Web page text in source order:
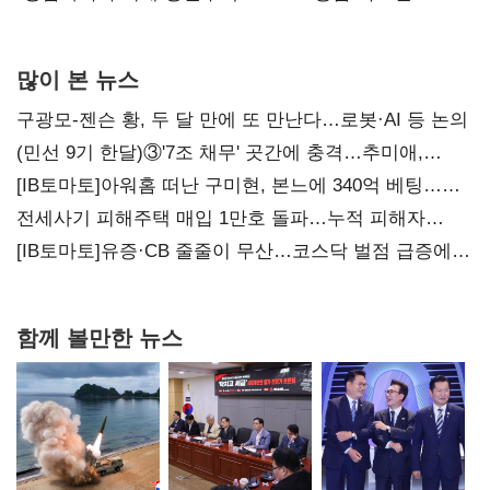
많이 본 뉴스
구광모-젠슨 황, 두 달 만에 또 만난다…로봇·AI 등 논의
(민선 9기 한달)③'7조 채무' 곳간에 충격…추미애,
20년만에 '비상재정' 선언 승부수
[IB토마토]아워홈 떠난 구미현, 본느에 340억 베팅…
가족 지배체제 구축
전세사기 피해주택 매입 1만호 돌파…누적 피해자
4만278명
[IB토마토]유증·CB 줄줄이 무산…코스닥 벌점 급증에
함께 볼만한 뉴스